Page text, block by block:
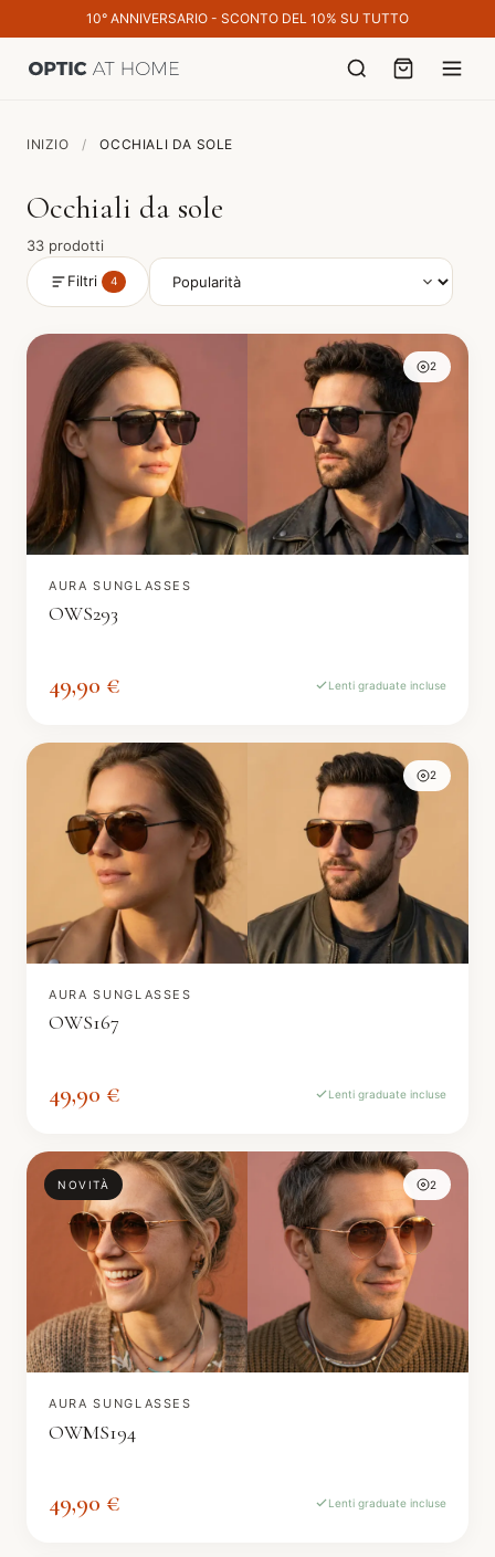
10° ANNIVERSARIO - SCONTO DEL 10% SU TUTTO
INIZIO / OCCHIALI DA SOLE
Occhiali da sole
33 prodotti
Filtri 4
2
AURA SUNGLASSES
OWS293
49,90 € Lenti graduate incluse
2
AURA SUNGLASSES
OWS167
49,90 € Lenti graduate incluse
NOVITÀ 2
AURA SUNGLASSES
OWMS194
49,90 € Lenti graduate incluse